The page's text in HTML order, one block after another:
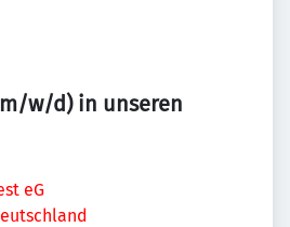
w/d) in unseren
eG